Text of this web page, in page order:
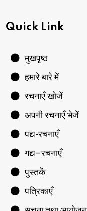
Quick Link
मुखपृष्ठ
हमारे बारे में
रचनाएँ खोजें
अपनी रचनाएँ भेजें
पद्य-रचनाएँ
गद्य–रचनाएँ
पुस्तकें
पत्रिकाएँ